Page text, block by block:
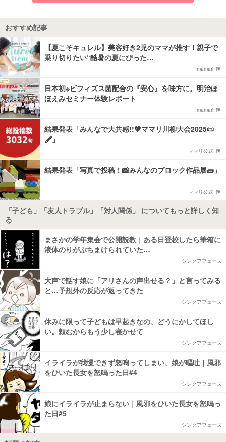
おすすめ記事
【夏こそキュレル】美容好き2児のママが推す！親子で
乗り切りたい“酷暑の夏にぴった…
mamari
日本初※ビフィズス菌配合の『安心』を味方に。明治ほ
ほえみセミナー体験レポート
mamari
結果発表「みんなで大共感!!💖ママリ川柳大会2025📜
🖋️」
ママリ公式
結果発表「写真で投稿！📸みんなのブロック作品展🧱」
ママリ公式
「子ども」「友人トラブル」「対人関係」 についてもっと詳しく知
る
まさかの学年集会で公開説教｜ある日登校したら筆箱に
液体のりがぶちまけられていた…
シンクアフェーズ
大声で話す娘に「アリさんの声出せる？」と言ってみる
と…予想外の反応が返ってきた
シンクアフェーズ
休みに限って子どもは早起きなの、どうにかしてほし
い。頼むからもう少し寝かせて
シンクアフェーズ
イライラが我慢できず怒鳴ってしまい、娘が嘔吐｜風邪
をひいた長女を怒鳴った日#4
シンクアフェーズ
娘にイライラが止まらない｜風邪をひいた長女を怒鳴っ
た日#5
シンクアフェーズ